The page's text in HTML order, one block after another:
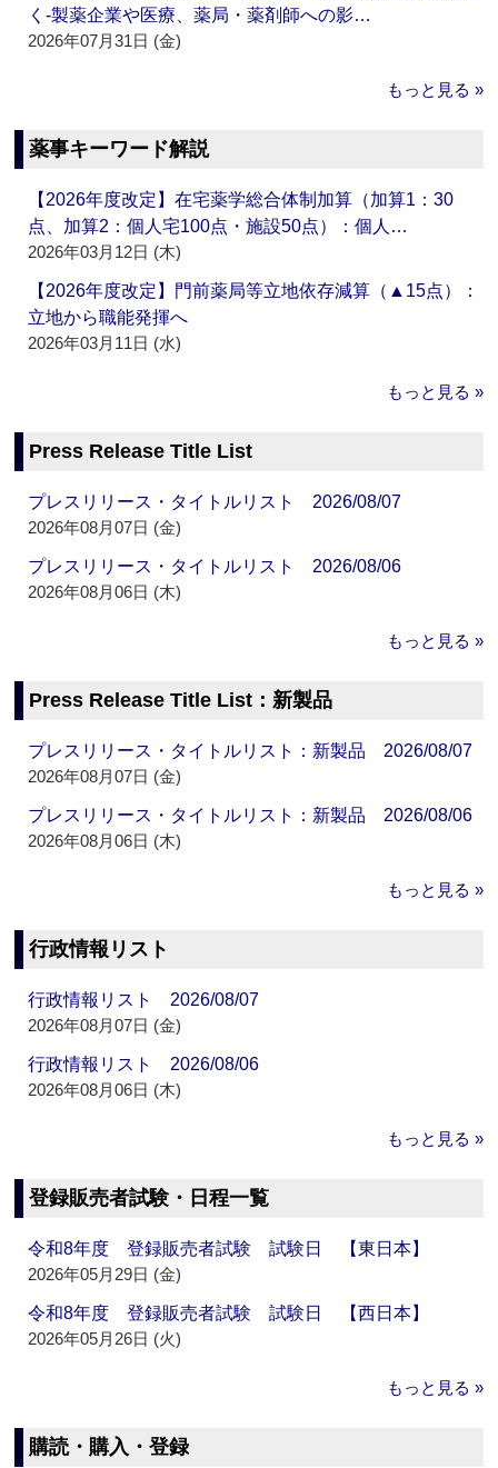
く‐製薬企業や医療、薬局・薬剤師への影…
2026年07月31日 (金)
もっと見る »
薬事キーワード解説
【2026年度改定】在宅薬学総合体制加算（加算1：30
点、加算2：個人宅100点・施設50点）：個人…
2026年03月12日 (木)
【2026年度改定】門前薬局等立地依存減算（▲15点）：
立地から職能発揮へ
2026年03月11日 (水)
もっと見る »
Press Release Title List
プレスリリース・タイトルリスト 2026/08/07
2026年08月07日 (金)
プレスリリース・タイトルリスト 2026/08/06
2026年08月06日 (木)
もっと見る »
Press Release Title List：新製品
プレスリリース・タイトルリスト：新製品 2026/08/07
2026年08月07日 (金)
プレスリリース・タイトルリスト：新製品 2026/08/06
2026年08月06日 (木)
もっと見る »
行政情報リスト
行政情報リスト 2026/08/07
2026年08月07日 (金)
行政情報リスト 2026/08/06
2026年08月06日 (木)
もっと見る »
登録販売者試験・日程一覧
令和8年度 登録販売者試験 試験日 【東日本】
2026年05月29日 (金)
令和8年度 登録販売者試験 試験日 【西日本】
2026年05月26日 (火)
もっと見る »
購読・購入・登録